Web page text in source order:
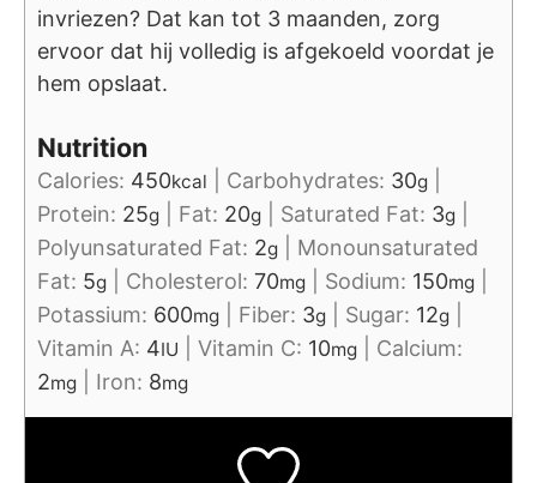
invriezen? Dat kan tot 3 maanden, zorg
ervoor dat hij volledig is afgekoeld voordat je
hem opslaat.
Nutrition
Calories: 450kcal Carbohydrates: 30g
Protein: 25g Fat: 20g Saturated Fat: 3g
Polyunsaturated Fat: 2g
Monounsaturated
Fat: 5g Cholesterol: 70mg Sodium: 150mg
Potassium: 600mg Fiber: 3g Sugar: 12g
Vitamin A: 4IU Vitamin C: 10mg
Calcium:
2mg Iron: 8mg